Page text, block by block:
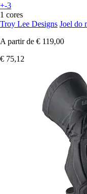
+-3
1 cores
Troy Lee Designs Joel do
A partir de € 119,00
€ 75,12